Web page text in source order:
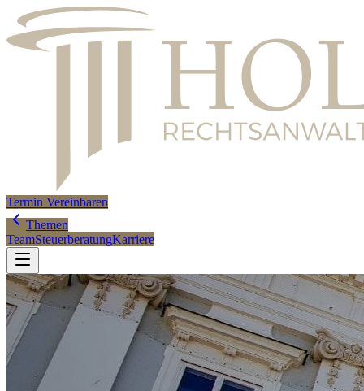
Termin Vereinbaren
Themen
TeamSteuerberatungKarriere